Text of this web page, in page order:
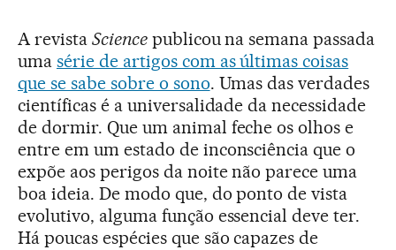
A revista Sciencepublicou na semana passada
uma série de artigos com as últimas coisas
que se sabe sobre o sono. Umas das verdades
científicas é a universalidade da necessidade
de dormir. Que um animal feche os olhos e
entre em um estado de inconsciência que o
expõe aos perigos da noite não parece uma
boa ideia. De modo que, do ponto de vista
evolutivo, alguma função essencial deve ter.
Há poucas espécies que são capazes de